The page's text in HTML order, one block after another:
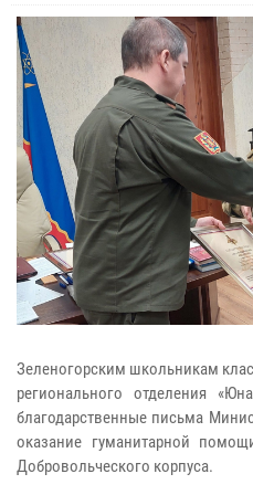
Зеленогорским школьникам
регионального отделения
благодарственные письма
оказание гуманитарной
Добровольческого корпуса.